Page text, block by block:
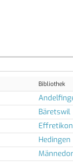
Bibliothek
Bäretswil
Effretikon
Hedingen